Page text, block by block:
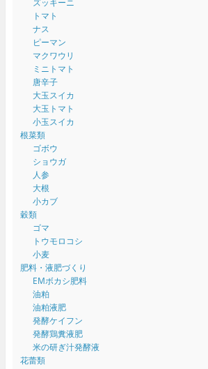
トマト
ナス
ピーマン
マクワウリ
ミニトマト
唐辛子
大玉スイカ
大玉トマト
小玉スイカ
根菜類
ゴボウ
ショウガ
人参
大根
小カブ
穀類
ゴマ
トウモロコシ
小麦
肥料・液肥づくり
EMボカシ肥料
油粕
油粕液肥
発酵ケイフン
発酵鶏糞液肥
米の研ぎ汁発酵液
花蕾類